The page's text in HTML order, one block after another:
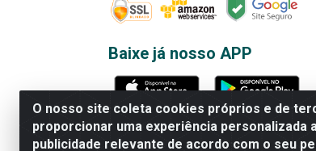
O nosso site coleta cookies próprios e de
proporcionar uma experiência personalizada
publicidade relevante de acordo com o seu
Baixe já nosso APP
Rede Brasil -